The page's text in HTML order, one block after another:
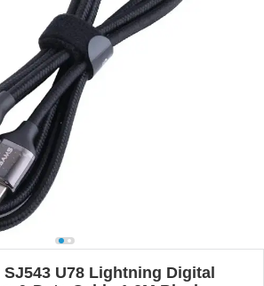
SJ543 U78 Lightning Digital